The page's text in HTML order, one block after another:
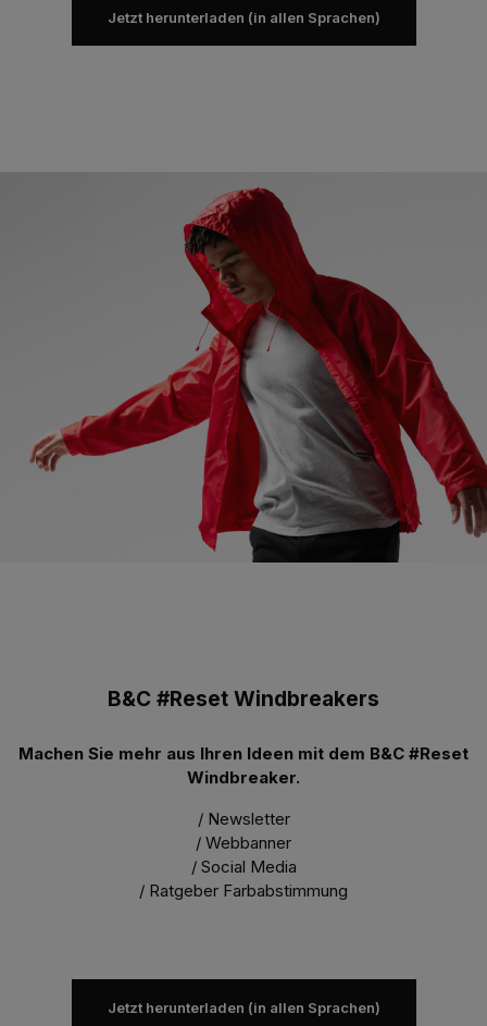
Jetzt herunterladen (in allen Sprachen)
B&C #Reset Windbreakers
Machen Sie mehr aus Ihren Ideen mit dem B&C #Reset
Windbreaker.
/ Newsletter
/ Webbanner
/ Social Media
/ Ratgeber Farbabstimmung
Jetzt herunterladen (in allen Sprachen)